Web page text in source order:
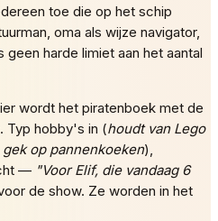
toe die op het schip
oma als wijze navigator,
geen harde limiet aan het aantal
wordt het piratenboek met de
Typ hobby's in (houdt van Lego
op pannenkoeken),
— "Voor Elif, die vandaag 6
de show. Ze worden in het